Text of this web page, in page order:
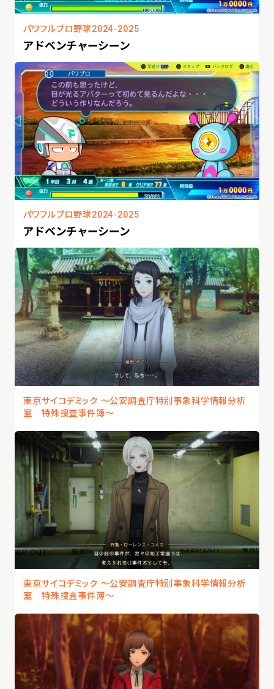
パワフルプロ野球2024-2025
アドベンチャーシーン
パワフルプロ野球2024-2025
アドベンチャーシーン
東京サイコデミック 〜公安調査庁特別事象科学情報分析
室 特殊捜査事件簿〜
東京サイコデミック 〜公安調査庁特別事象科学情報分析
室 特殊捜査事件簿〜